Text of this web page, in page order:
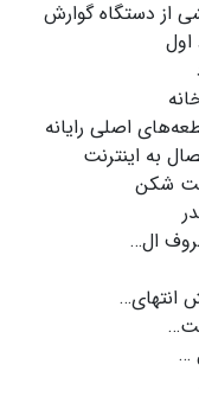
از دستگاه گوارش
اصلی رایانه
به اینترنت
شکن
ال…
انتهای…
…